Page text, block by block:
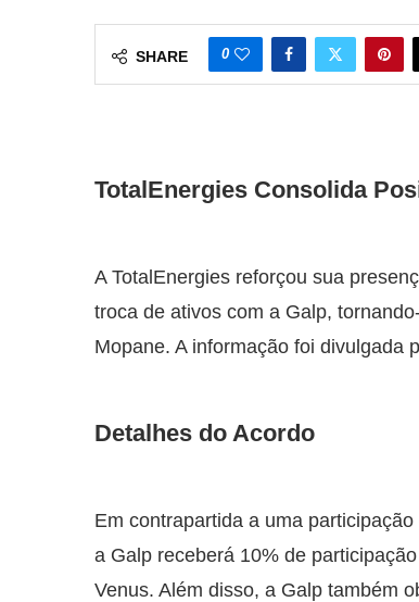
SHARE 0
TotalEnergies Consolida
A TotalEnergies reforçou sua
troca de ativos com a Galp,
Mopane. A informação foi divulgada
Detalhes do Acordo
Em contrapartida a uma
a Galp receberá 10% de
Venus. Além disso, a Galp também